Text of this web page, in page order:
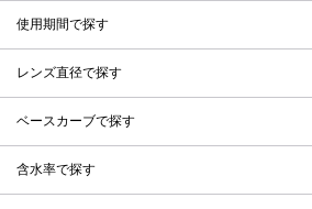
使用期間で探す
レンズ直径で探す
ベースカーブで探す
含水率で探す